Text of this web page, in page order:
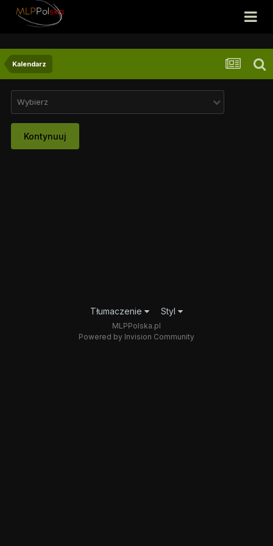
Kalendarz
Wybierz
Kontynuuj
Tłumaczenie Styl
MLPPolska.pl
Powered by Invision Community